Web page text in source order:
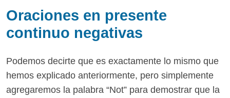
Oraciones en presente
continuo negativas
Podemos decirte que es exactamente lo mismo que
hemos explicado anteriormente, pero simplemente
agregaremos la palabra “Not” para demostrar que la